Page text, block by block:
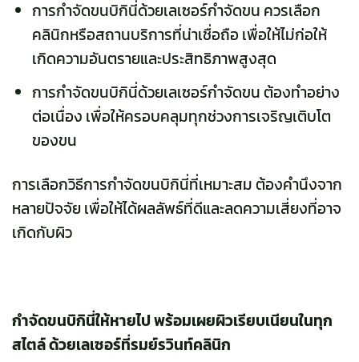
การกำจัดขนบิกินี่ด้วยเลเซอร์กำจัดขน ควรเลือก
คลินิกหรือสถานบริการที่น่าเชื่อถือ เพื่อให้ไม่ก่อให้
เกิดความอันตรายและประสิทธิภาพสูงสุด
การกำจัดขนบิกินี่ด้วยเลเซอร์กำจัดขน ต้องทำอย่าง
ต่อเนื่อง เพื่อให้ครอบคลุมทุกช่วงการเจริญเติบโต
ของขน
การเลือกวิธีการกำจัดขนบิกินี่ที่เหมาะสม ต้องคำนึงจาก
หลายปัจจัย เพื่อให้ได้ผลลัพธ์ที่ดีและลดความเสี่ยงที่อาจ
เกิดกับผิว
กำจัดขนบิกินี่ให้หายไป พร้อมเผยผิวเรียบเนียนในทุก
สไตล์ ด้วยเลเซอร์ที่รมย์รวินท์คลินิก